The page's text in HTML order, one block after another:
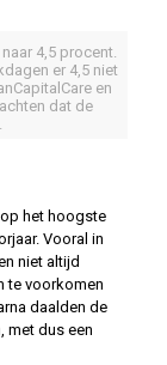
4,5 procent.
er 4,5 niet
en
dat de
het hoogste
Vooral in
niet altijd
te voorkomen
daalden de
met dus een